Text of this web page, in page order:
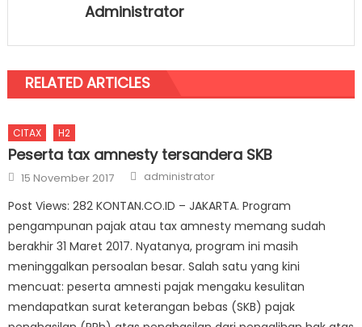
Administrator
RELATED ARTICLES
CITAX H2
Peserta tax amnesty tersandera SKB
Posted on
15 November 2017 Author
administrator
Post Views: 282 KONTAN.CO.ID – JAKARTA. Program
pengampunan pajak atau tax amnesty memang sudah
berakhir 31 Maret 2017. Nyatanya, program ini masih
meninggalkan persoalan besar. Salah satu yang kini
mencuat: peserta amnesti pajak mengaku kesulitan
mendapatkan surat keterangan bebas (SKB) pajak